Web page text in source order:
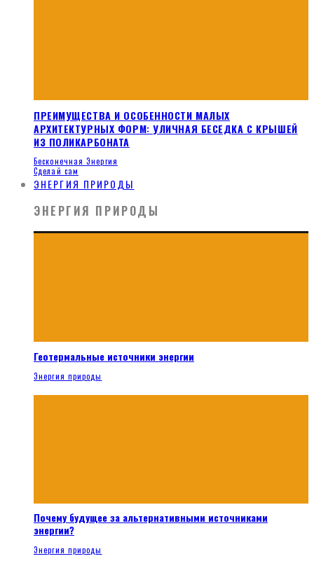
ПРЕИМУЩЕСТВА И ОСОБЕННОСТИ МАЛЫХ
АРХИТЕКТУРНЫХ ФОРМ: УЛИЧНАЯ БЕСЕДКА С КРЫШЕЙ
ИЗ ПОЛИКАРБОНАТА
Бесконечная Энергия
Сделай сам
ЭНЕРГИЯ ПРИРОДЫ
ЭНЕРГИЯ ПРИРОДЫ
Геотермальные источники энергии
Энергия природы
Почему будущее за альтернативными источниками
энергии?
Энергия природы